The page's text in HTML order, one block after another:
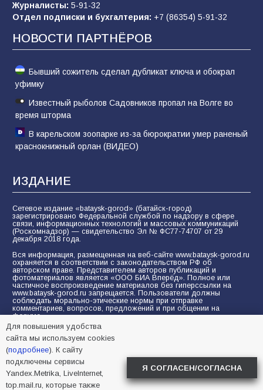
Евгений Остапенко
Журналисты: 5-91-32
Отдел подписки и бухгалтерия: +7 (86354) 5-91-32
НОВОСТИ ПАРТНЁРОВ
Бывший сожитель сделал дубликат ключа и обокрал
уфимку
Известный рыболов Садовников пропал на Волге во
время шторма
В карельском зоопарке из-за бюрократии умер раненый
краснокнижный орлан (ВИДЕО)
ИЗДАНИЕ
Сетевое издание «bataysk-gorod» (батайск-город)
зарегистрировано Федеральной службой по надзору в сфере
связи, информационных технологий и массовых коммуникаций
(Роскомнадзор) — свидетельство Эл № ФС77-74707 от 29
декабря 2018 года.
Вся информация, размещенная на веб-сайте www.bataysk-gorod.ru
охраняется в соответствии с законодательством РФ об
авторском праве. Представителем авторов публикаций и
фотоматериалов является «ООО БИА Вперёд». Полное или
частичное воспроизведение материалов без гиперссылки на
www.bataysk-gorod.ru запрещается. Пользователи должны
соблюдать морально-этические нормы при отправке
комментариев, вопросов, предложений и при общении на
форуме.
Политика конфиденциальности и защиты информации
Согласие на обработку персональных данных с помощью
сервисов Yandex.Metrika, LiveInternet, top.mail.ru
© 2005-2026 БИА «ВПЕРЕД»
Для повышения удобства
сайта мы используем cookies
(подробнее). К сайту
подключены сервисы
Yandex.Metrika, LiveInternet,
top.mail.ru, которые также
Я СОГЛАСЕН/СОГЛАСНА